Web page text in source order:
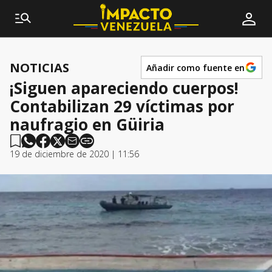
NOTICIAS Añadir como fuente en
¡Siguen apareciendo cuerpos!
Contabilizan 29 víctimas por
naufragio en Güiria
19 de diciembre de 2020 | 11:56